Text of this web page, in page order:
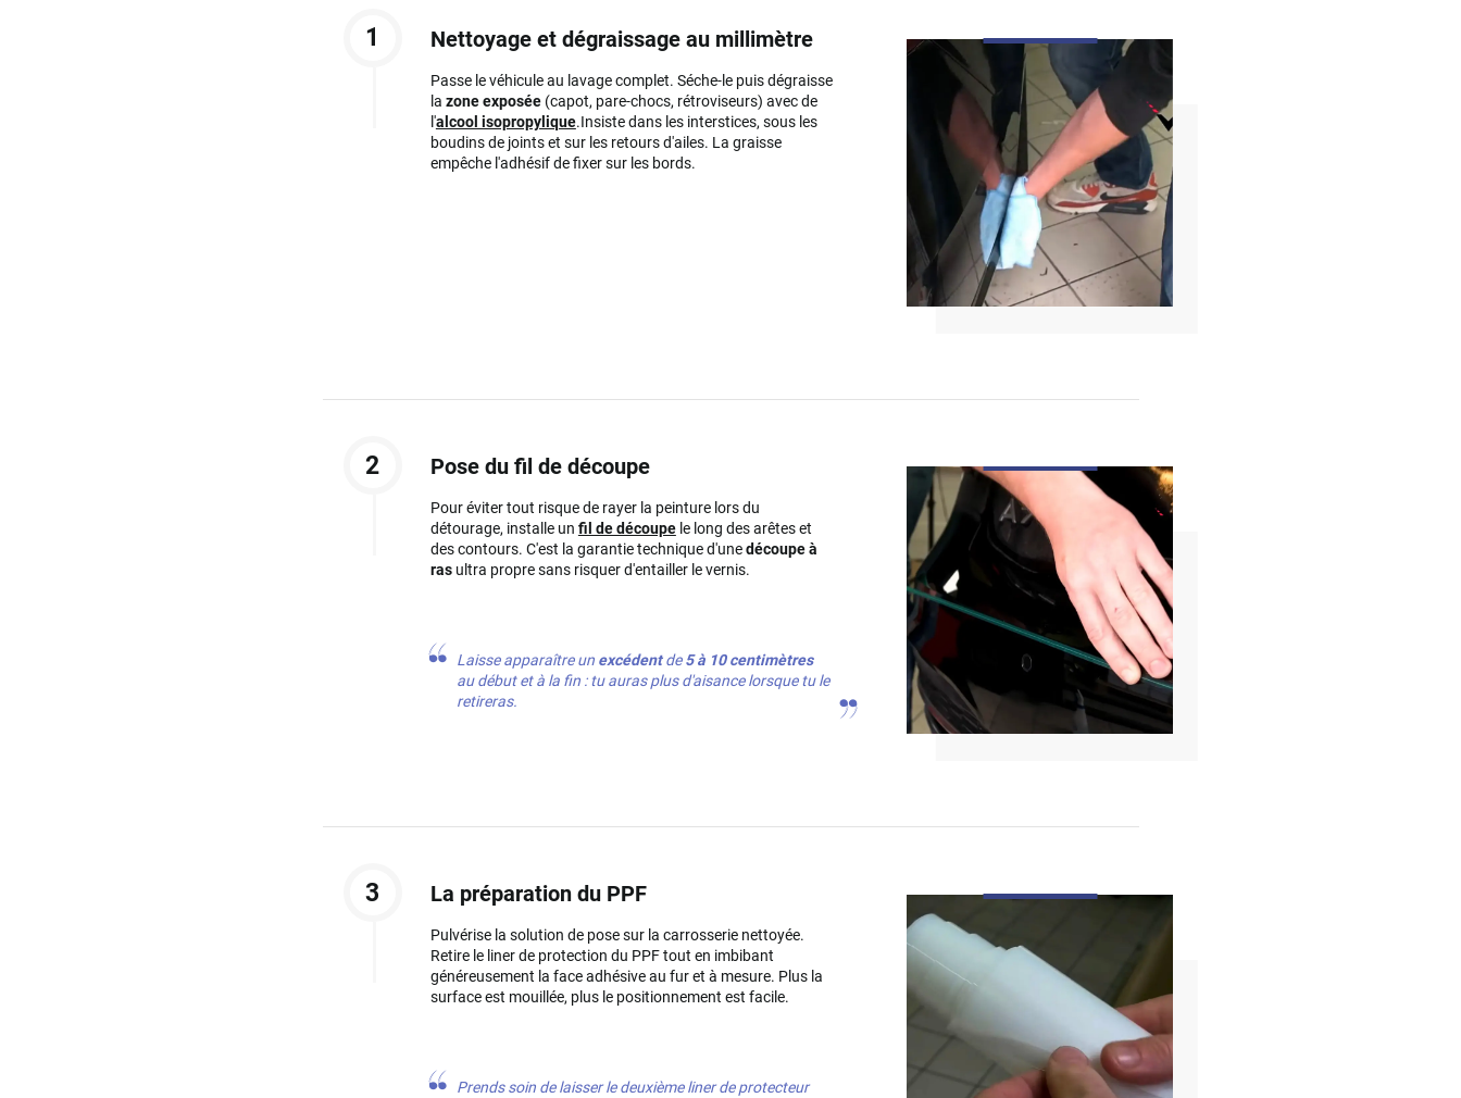
1 Nettoyage et dégraissage au millimètre
Passe le véhicule au lavage complet. Séche-le puis dégraisse
la zone exposée(capot, pare-chocs, rétroviseurs) avec de
l'alcool isopropylique.Insiste dans les interstices, sous les
boudins de joints et sur les retours d'ailes. La graisse
empêche l'adhésif de fixer sur les bords.
2 Pose du fil de découpe
Pour éviter tout risque de rayer la peinture lors du
détourage, installe un fil de découpele long des arêtes et
des contours. C'est la garantie technique d'unedécoupe à
rasultra propre sans risquer d'entailler le vernis.
Laisse apparaître un excédentde5 à 10 centimètres
au début et à la fin : tu auras plus d'aisance lorsque tu le
retireras.
3 La préparation du PPF
Pulvérise la solution de pose sur la carrosserie nettoyée.
Retire le liner de protection du PPF tout en imbibant
généreusement la face adhésive au fur et à mesure. Plus la
surface est mouillée, plus le positionnement est facile.
Prends soin de laisser le deuxième liner de protecteur